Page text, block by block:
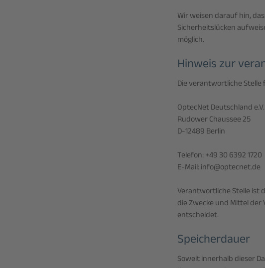
Wir weisen darauf hin,
Sicherheitslücken
möglich.
Hinweis zur
Die verantwortliche
OptecNet Deutschland e.V.
Rudower Chaussee 25
D-12489 Berlin
Telefon: +49 30 6392 1720
E-Mail: info@optecnet.de
Verantwortliche Stelle ist
die Zwecke und Mittel der
entscheidet.
Speicherdauer
Soweit innerhalb dieser